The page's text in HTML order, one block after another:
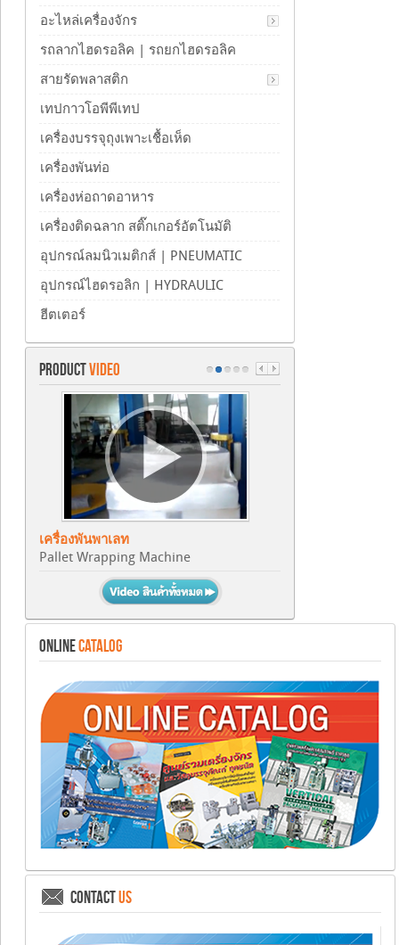
อะไหล่เครื่องจักร
รถลากไฮดรอลิค | รถยกไฮดรอลิค
สายรัดพลาสติก
เทปกาวโอพีพีเทป
เครื่องบรรจุถุงเพาะเชื้อเห็ด
เครื่องพันท่อ
เครื่องห่อถาดอาหาร
เครื่องติดฉลาก สติ๊กเกอร์อัตโนมัติ
อุปกรณ์ลมนิวเมติกส์ | PNEUMATIC
อุปกรณ์ไฮดรอลิก | HYDRAULIC
ฮีตเตอร์
PRODUCTVIDEO
เครื่องพันพาเลท
Pallet Wrapping Machine
ONLINECATALOG
CONTACTUS